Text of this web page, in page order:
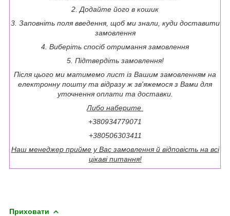
2. Додайте його в кошик
3. Заповніть поля введення, щоб ми знали, куди доставити
замовлення
4. Виберіть спосіб отримання замовлення
5. Підтвердіть замовлення!
Після цього ми матимемо лист із Вашим замовленням на
електронну пошту та відразу ж зв'яжемося з Вами для
уточнення оплати та доставки.
Либо наберите
+380934779071
+380506303411
Наш менеджер прийме у Вас замовлення й відповість на всі
цікаві питання!
Приховати